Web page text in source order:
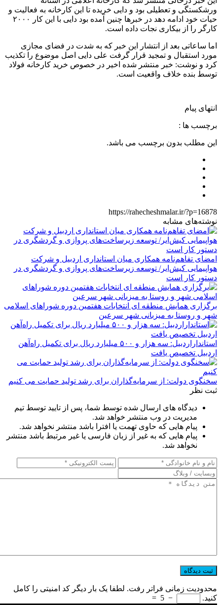
ورشکستگی و تعطیلی بود و دایی خریده تا این کارخانه به فعالیت و
حیات خود ادامه دهد در خبرها چنین آمده بود دایی با این کار ۲۰۰۰
کارگر را از بیکاری نجات داده است.
اما ساعاتی بعد از انتشار این خبر که به شدت در فضای مجازی
مورد استقبال و تمجید قرار گرفت علی دایی اصل موضوع را تکذیب
کرد و نوشت: خبر منتشر شده اخیر در خصوص خرید کارخانه فولاد
توسط بنده خلاف واقعیت است.
انتهای پیام
برچسب ها :
این مطلب بدون برچسب می باشد.
https://rahecheshmalar.ir/?p=16878
نوشته‌های مشابه
امضای تفاهم‌نامه همکاری میان استانداری اردبیل و شرکت
هواپیمایی کیش‌ایر/ توسعه زیرساخت‌های پروازی و گردشگری در
دستور کار است
برگزاری همایش منطقه ای انتخابات هفتمین دوره شوراهای اسلامی
شهر و روستا به میزبانی شهر سرعین
استانداراردبیل: سه هزار و ۵۰۰ میلیارد ریال برای تکمیل راه‌آهن
اردبیل تخصیص یافت
سخنگوی دولت: از سرمایه‌گذاران برای رشد تولید حمایت می کنیم
ثبت نظر
دیدگاه های ارسال شده توسط شما، پس از تایید توسط تیم
مدیریت در وب منتشر خواهد شد.
پیام هایی که حاوی تهمت یا افترا باشد منتشر نخواهد شد.
پیام هایی که به غیر از زبان فارسی یا غیر مرتبط باشد منتشر
نخواهد شد.
محدودیت زمانی فراتر رفت. لطفا یک بار دیگر کد امنیتی را کامل
کنید.
−
5
=